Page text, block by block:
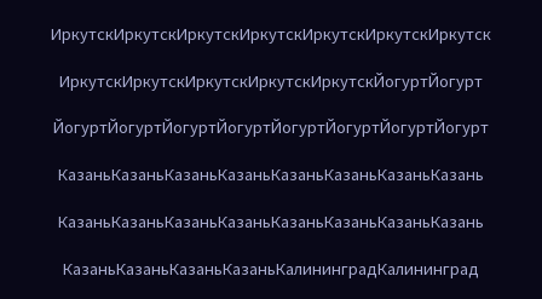
ИркутскИркутскИркутскИркутскИркутскИркутскИркутск
ИркутскИркутскИркутскИркутскИркутскЙогуртЙогурт
ЙогуртЙогуртЙогуртЙогуртЙогуртЙогуртЙогуртЙогурт
КазаньКазаньКазаньКазаньКазаньКазаньКазаньКазань
КазаньКазаньКазаньКазаньКазаньКазаньКазаньКазань
КазаньКазаньКазаньКазаньКалининградКалининград